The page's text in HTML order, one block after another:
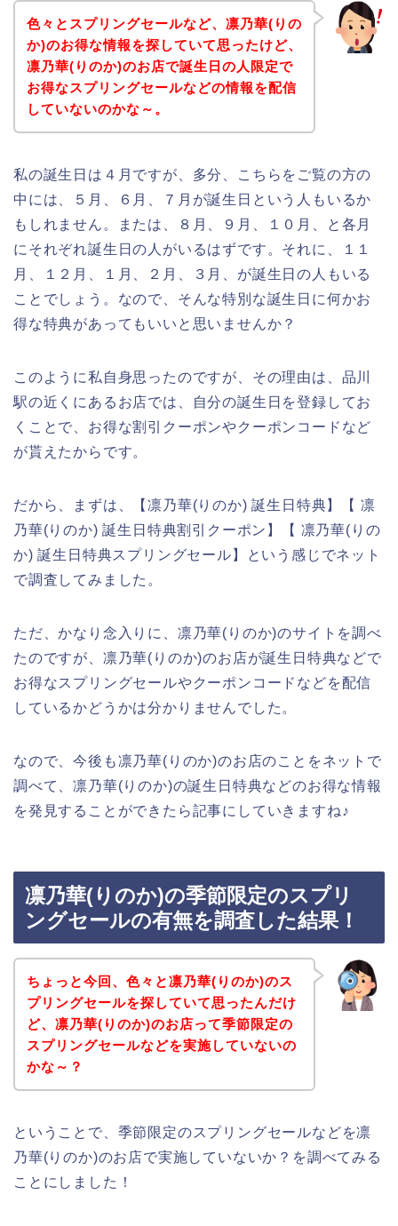
色々とスプリングセールなど、凛乃華(りの
か)のお得な情報を探していて思ったけど、
凛乃華(りのか)のお店で誕生日の人限定で
お得なスプリングセールなどの情報を配信
していないのかな～。
私の誕生日は４月ですが、多分、こちらをご覧の方の
中には、５月、６月、７月が誕生日という人もいるか
もしれません。または、８月、９月、１０月、と各月
にそれぞれ誕生日の人がいるはずです。それに、１１
月、１２月、１月、２月、３月、が誕生日の人もいる
ことでしょう。なので、そんな特別な誕生日に何かお
得な特典があってもいいと思いませんか？
このように私自身思ったのですが、その理由は、品川
駅の近くにあるお店では、自分の誕生日を登録してお
くことで、お得な割引クーポンやクーポンコードなど
が貰えたからです。
だから、まずは、【凛乃華(りのか) 誕生日特典】【 凛
乃華(りのか) 誕生日特典割引クーポン】【 凛乃華(りの
か) 誕生日特典スプリングセール】という感じでネット
で調査してみました。
ただ、かなり念入りに、凛乃華(りのか)のサイトを調べ
たのですが、凛乃華(りのか)のお店が誕生日特典などで
お得なスプリングセールやクーポンコードなどを配信
しているかどうかは分かりませんでした。
なので、今後も凛乃華(りのか)のお店のことをネットで
調べて、凛乃華(りのか)の誕生日特典などのお得な情報
を発見することができたら記事にしていきますね♪
凛乃華(りのか)の季節限定のスプリ
ングセールの有無を調査した結果！
ちょっと今回、色々と凛乃華(りのか)のス
プリングセールを探していて思ったんだけ
ど、凛乃華(りのか)のお店って季節限定の
スプリングセールなどを実施していないの
かな～？
ということで、季節限定のスプリングセールなどを凛
乃華(りのか)のお店で実施していないか？を調べてみる
ことにしました！